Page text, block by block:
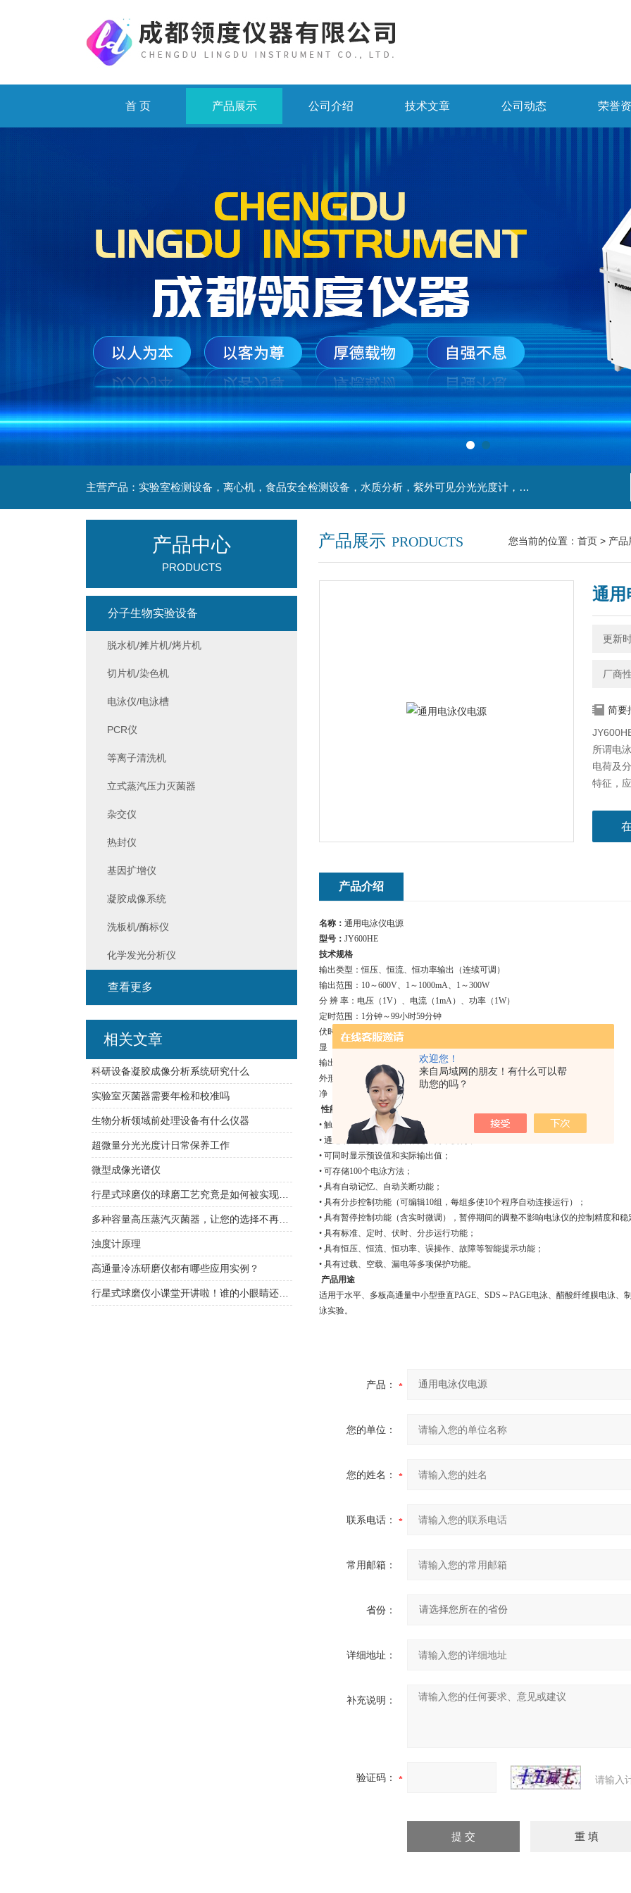
欢迎您！
来自局域网的朋友！有什么可以帮
助您的吗？
首 页 产品展示 公司介绍 技术文章 公司动态 荣誉
主营产品：实验室检测设备，离心机，食品安全检测设备，水质分析，紫外可见分光光度计，液氮罐，万分之一天平，离心机生物实验室工程，移液器
产品展示 PRODUCTS 您当前的位置： 首页 > 产品
通用
更新
厂商
简要
所谓电
电荷及
特征，
理设计
产品介绍
名称： 通用电泳仪电源
型号： JY600HE
技术规格
输出类型：恒压、恒流、恒功率输出（连续可调）
输出范围：10～600V、1～1000mA、1～300W
分 辨 率：电压（1V）、电流（1mA）、功率（1W）
定时范围：1分钟～99小时59分钟
伏时范围：1～99999V-hr/增量1V-hr
显 示：带背光的LCD液晶屏
输出插孔：4组
外形尺寸（L×W×H）：263×275×125（mm）
净 重：4.4（kg）
性能特点
• 触摸按键，双核微处理器智能控制；
• 通过增加快捷键，使操作更加简单便利；
• 可同时显示预设值和实际输出值；
• 可存储100个电泳方法；
• 具有自动记忆、自动关断功能；
• 具有分步控制功能（可编辑10组，每组多使10个程序自动连接运行）；
• 具有暂停控制功能（含实时微调），暂停期间的调整不影响电泳仪的控制精度和稳
• 具有标准、定时、伏时、分步运行功能；
• 具有恒压、恒流、恒功率、误操作、故障等智能提示功能；
• 具有过载、空载、漏电等多项保护功能。
产品用途
适用于水平、多板高通量中小型垂直PAGE、SDS～PAGE电泳、醋酸纤维膜电泳
泳实验。
产品：
您的单位：
您的姓名：
联系电话：
常用邮箱：
省份：
详细地址：
补充说明：
验证码： 请输入
产品中心
PRODUCTS
分子生物实验设备
脱水机/摊片机/烤片机
切片机/染色机
电泳仪/电泳槽
PCR仪
等离子清洗机
立式蒸汽压力灭菌器
杂交仪
热封仪
基因扩增仪
凝胶成像系统
洗板机/酶标仪
化学发光分析仪
查看更多
相关文章
科研设备凝胶成像分析系统研究什么
实验室灭菌器需要年检和校准吗
生物分析领域前处理设备有什么仪器
超微量分光光度计日常保养工作
微型成像光谱仪
行星式球磨仪的球磨工艺究竟是如何被实现的？
多种容量高压蒸汽灭菌器，让您的选择不再困难
浊度计原理
高通量冷冻研磨仪都有哪些应用实例？
行星式球磨仪小课堂开讲啦！谁的小眼睛还没看过来！